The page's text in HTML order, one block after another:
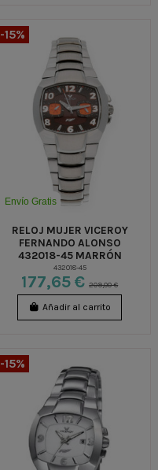
Envío Gratis
-15%
RELOJ MUJER VICEROY
FERNANDO ALONSO
432018-45 MARRÓN
432018-45
177,65 €209,00 €
Añadir al carrito
-15%